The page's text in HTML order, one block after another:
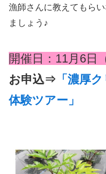
漁師さんに教えてもら
ましょう♪
開催日：11月6日
お申込⇒ 「濃厚
体験ツアー」